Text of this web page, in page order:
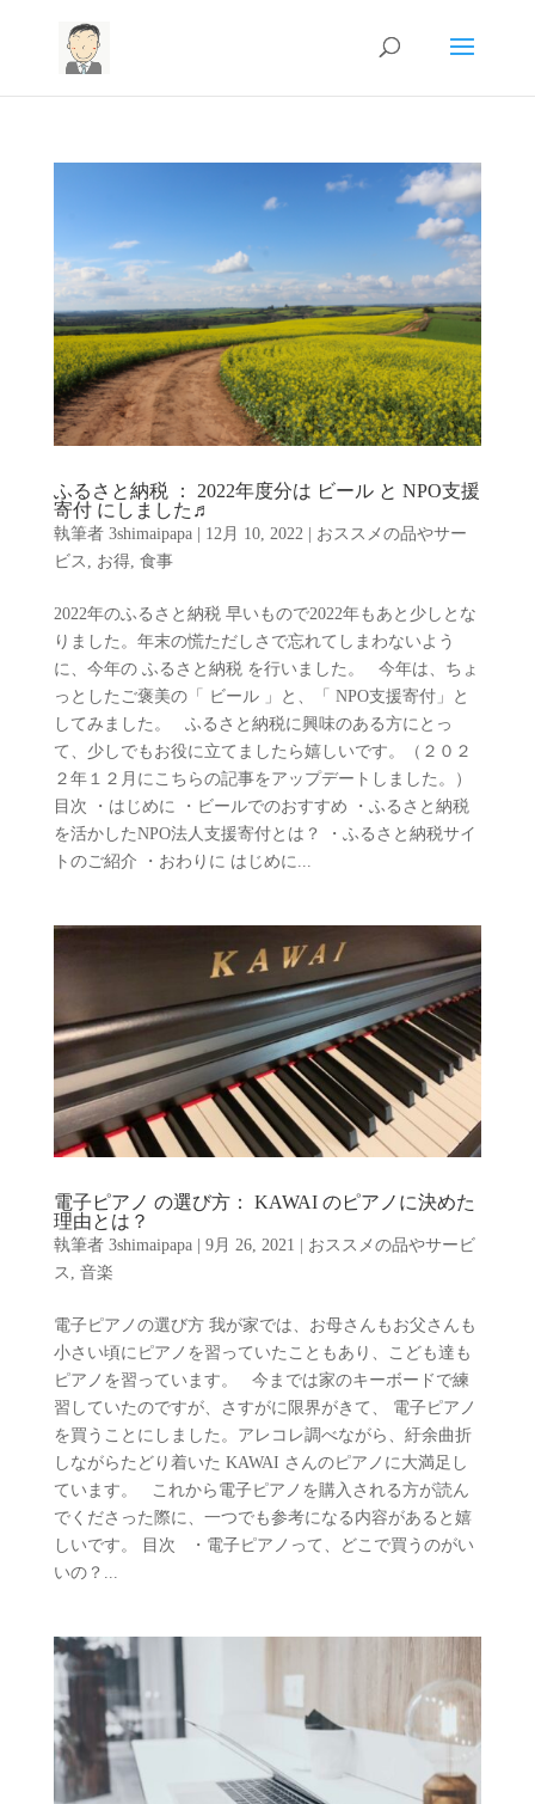
ふるさと納税 ： 2022年度分は ビール と NPO支援
寄付 にしました♬
執筆者 3shimaipapa| 12月 10, 2022 | おススメの品やサー
ビス
お得, 食事
2022年のふるさと納税 早いもので2022年もあと少しとな
りました。年末の慌ただしさで忘れてしまわないよう
に、今年の ふるさと納税 を行いました。 今年は、ちょ
っとしたご褒美の「 ビール 」と、「 NPO支援寄付」と
してみました。 ふるさと納税に興味のある方にとっ
て、少しでもお役に立てましたら嬉しいです。（２０２
２年１２月にこちらの記事をアップデートしました。）
目次 ・はじめに ・ビールでのおすすめ ・ふるさと納税
を活かしたNPO法人支援寄付とは？ ・ふるさと納税サイ
トのご紹介 ・おわりに はじめに...
電子ピアノ の選び方： KAWAI のピアノに決めた
理由とは？
執筆者 3shimaipapa| 9月 26, 2021
おススメの品やサービ
ス
音楽
電子ピアノの選び方 我が家では、お母さんもお父さんも
小さい頃にピアノを習っていたこともあり、こども達も
ピアノを習っています。 今までは家のキーボードで練
習していたのですが、さすがに限界がきて、 電子ピアノ
を買うことにしました。アレコレ調べながら、紆余曲折
しながらたどり着いた KAWAI さんのピアノに大満足し
ています。 これから電子ピアノを購入される方が読ん
でくださった際に、一つでも参考になる内容があると嬉
しいです。 目次 ・電子ピアノって、どこで買うのがい
いの？...